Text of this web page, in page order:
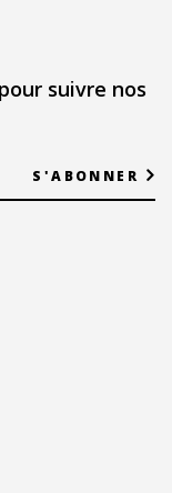
suivre nos
S'ABONNER